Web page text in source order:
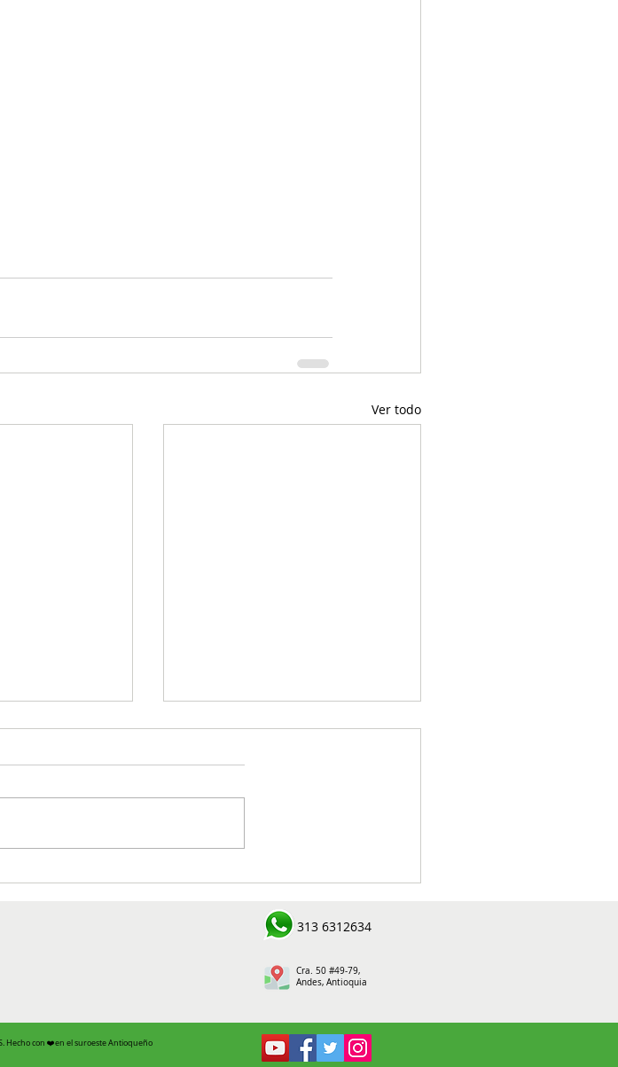
Ver todo
alentadores en el Suroeste
antioqueño
313 6312634
Cra. 50 #49-79,
Andes, Antioquia
Hecho con ❤️en el suroeste Antioqueño